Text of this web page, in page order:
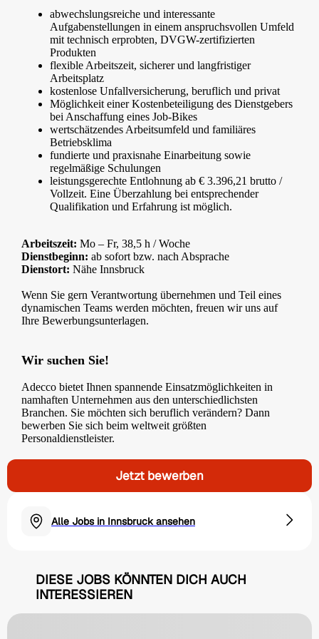
abwechslungsreiche und interessante
Aufgabenstellungen in einem anspruchsvollen Umfeld
mit technisch erprobten, DVGW-zertifizierten
Produkten
flexible Arbeitszeit, sicherer und langfristiger
Arbeitsplatz
kostenlose Unfallversicherung, beruflich und privat
Möglichkeit einer Kostenbeteiligung des Dienstgebers
bei Anschaffung eines Job-Bikes
wertschätzendes Arbeitsumfeld und familiäres
Betriebsklima
fundierte und praxisnahe Einarbeitung sowie
regelmäßige Schulungen
leistungsgerechte Entlohnung ab € 3.396,21 brutto /
Vollzeit. Eine Überzahlung bei entsprechender
Qualifikation und Erfahrung ist möglich.
Arbeitszeit: Mo – Fr, 38,5 h / Woche
Dienstbeginn: ab sofort bzw. nach Absprache
Dienstort: Nähe Innsbruck
Wenn Sie gern Verantwortung übernehmen und Teil eines
dynamischen Teams werden möchten, freuen wir uns auf
Ihre Bewerbungsunterlagen.
Wir suchen Sie!
Adecco bietet Ihnen spannende Einsatzmöglichkeiten in
namhaften Unternehmen aus den unterschiedlichsten
Branchen. Sie möchten sich beruflich verändern? Dann
bewerben Sie sich beim weltweit größten
Personaldienstleister.
Jetzt bewerben
Alle Jobs in Innsbruck ansehen
DIESE JOBS KÖNNTEN DICH AUCH
INTERESSIEREN